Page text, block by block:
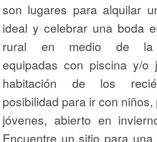
son lugares para alquilar
ideal y celebrar una boda
rural en medio de la
equipadas con piscina y/o
habitación de los
posibilidad para ir con
jóvenes, abierto en
Encuentre un sitio para